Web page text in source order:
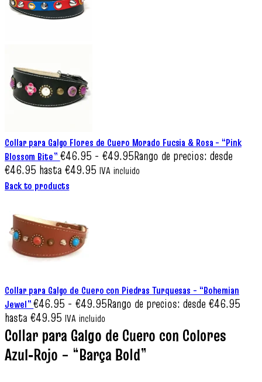
Collar para Galgo Flores de Cuero Morado Fucsia & Rosa – “Pink
Blossom Bite” €46.95 - €49.95Rango de precios: desde
€46.95 hasta €49.95 IVA incluido
Back to products
Collar para Galgo de Cuero con Piedras Turquesas – “Bohemian
Jewel”€46.95 - €49.95Rango de precios: desde €46.95
hasta €49.95 IVA incluido
Collar para Galgo de Cuero con Colores
Azul‑Rojo – “Barça Bold”